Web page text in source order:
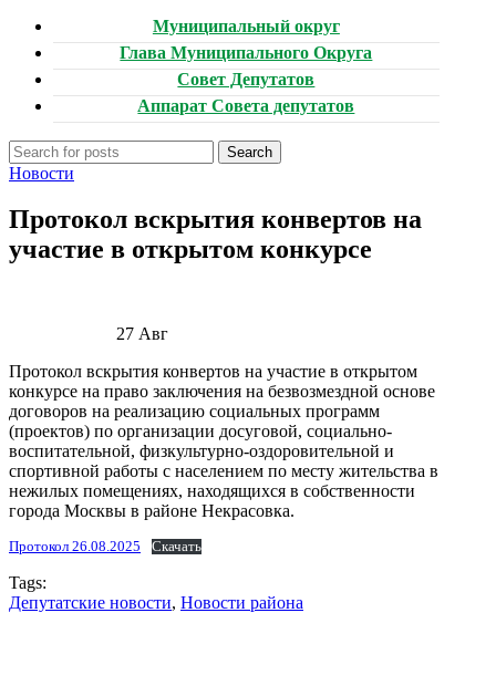
Муниципальный округ
Глава Муниципального Округа
Совет Депутатов
Аппарат Совета депутатов
Search
Новости
Протокол вскрытия конвертов на
участие в открытом конкурсе
27 Авг
Протокол вскрытия конвертов на участие в открытом
конкурсе на право заключения на безвозмездной основе
договоров на реализацию социальных программ
(проектов) по организации досуговой, социально-
воспитательной, физкультурно-оздоровительной и
спортивной работы с населением по месту жительства в
нежилых помещениях, находящихся в собственности
города Москвы в районе Некрасовка.
Протокол 26.08.2025 Скачать
Tags:
Депутатские новости, Новости района